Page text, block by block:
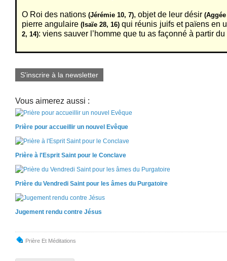
O Roi des nations (Jérémie 10, 7), objet de leur désir
pierre angulaire (Isaïe 28, 16) qui réunis juifs et païens en
2, 14): viens sauver l’homme que tu as façonné à partir
S'inscrire à la newsletter
Vous aimerez aussi :
Prière pour accueillir un nouvel Evêque
Prière à l'Esprit Saint pour le Conclave
Prière du Vendredi Saint pour les âmes du Purgatoire
Jugement rendu contre Jésus
Prière Et Méditations